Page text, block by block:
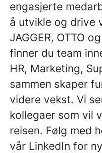
engasjerte
å utvikle og drive
JAGGER, OTTO
finner du team
HR, Marketing,
sammen skaper
videre vekst. Vi
kollegaer som vil
reisen. Følg med
vår LinkedIn for